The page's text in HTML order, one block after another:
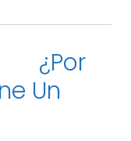
¿Por
Un